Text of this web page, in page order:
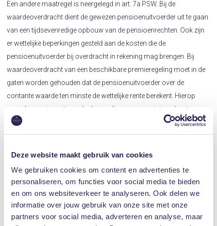
Deze website maakt gebruik van cookies
We gebruiken cookies om content en advertenties te
personaliseren, om functies voor social media te bieden
en om ons websiteverkeer te analyseren. Ook delen we
informatie over jouw gebruik van onze site met onze
partners voor social media, adverteren en analyse, maar
Een andere maatregel is neergelegd in art. 7a PSW. Bij de
waardeoverdracht dient de gewezen pensioenuitvoerder uit te gaan
van een tijdsevenredige opbouw van de pensioenrechten. Ook zijn
er wettelijke beperkingen gesteld aan de kosten die de
pensioenuitvoerder bij overdracht in rekening mag brengen. Bij
waardeoverdracht van een beschikbare premieregeling moet in de
gaten worden gehouden dat de pensioenuitvoerder over de
contante waarde ten minste de wettelijke rente berekent. Hierop
mag de pensioenuitvoerder bovendien geen provisie en kosten
inhouden.
Een voorbeeld van een soort prepensioen is de vut-regeling. De vut-
regeling is van de toepassing van de PSW uitgezonderd, aangezien
de financiering is gebaseerd op het zogenoemde omslagstelsel
(premies worden geheven, oftewel hoofdelijk omgeslagen naar
behoefte) in plaats van het kapitaaldekkingsstelsel (het kapitaal